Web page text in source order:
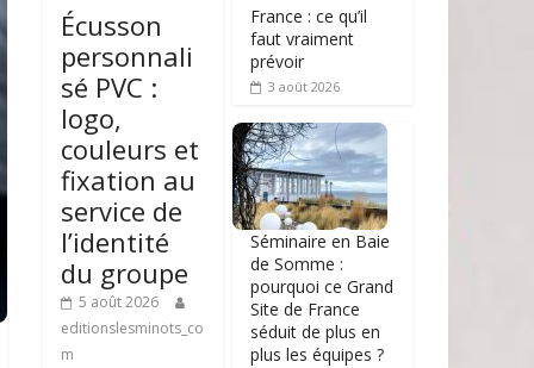
Écusson
personnali
sé PVC :
logo,
couleurs et
fixation au
service de
l’identité
du groupe
5 août 2026
editionslesminots_co
m
France : ce qu’il
faut vraiment
prévoir
3 août 2026
Séminaire en Baie
de Somme :
pourquoi ce Grand
Site de France
séduit de plus en
plus les équipes ?